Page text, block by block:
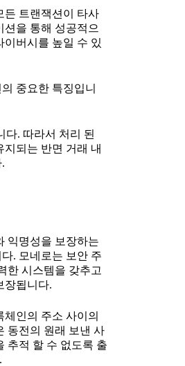
든 트랜잭션이 타사
션을 통해 성공적으
이버시를 높일 수 있
중요한 특징입니
다. 따라서 처리 된
되는 반면 거래 내
익명성을 보장하는
. 모네로는 보안 주
한 시스템을 갖추고
장됩니다.
인의 주소 사이의
동전의 원래 보낸 사
추적 할 수 없도록 출